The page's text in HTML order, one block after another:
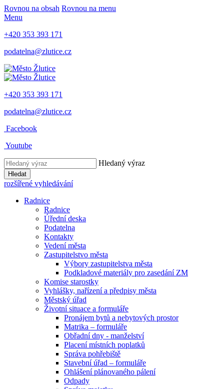
Rovnou na obsah Rovnou na menu
Menu
+420 353 393 171
podatelna@zlutice.cz
+420 353 393 171
podatelna@zlutice.cz
Facebook
Youtube
Hledaný výraz
Hledat
rozšířené vyhledávání
Radnice
Radnice
Úřední deska
Podatelna
Kontakty
Vedení města
Zastupitelstvo města
Výbory zastupitelstva města
Podkladové materiály pro zasedání ZM
Komise starostky
Vyhlášky, nařízení a předpisy města
Městský úřad
Životní situace a formuláře
Pronájem bytů a nebytových prostor
Matrika – formuláře
Obřadní dny - manželství
Placení místních poplatků
Správa pohřebiště
Stavební úřad – formuláře
Ohlášení plánovaného pálení
Odpady